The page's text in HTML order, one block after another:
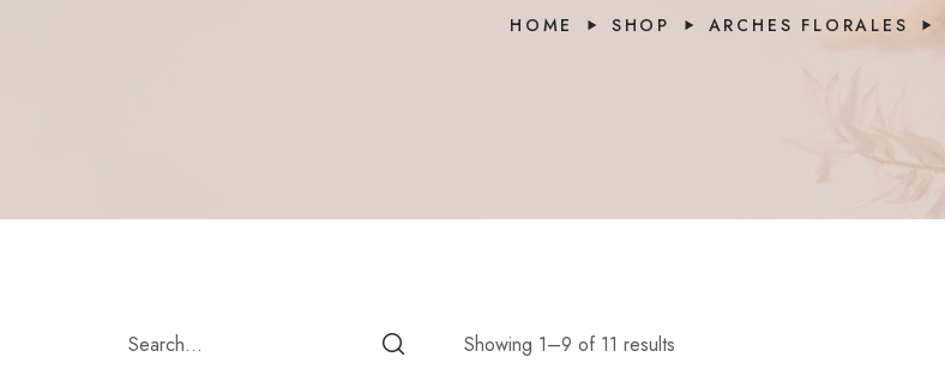
HOME SHOP ARCHES FLORALES
Showing 1–9 of 11 results